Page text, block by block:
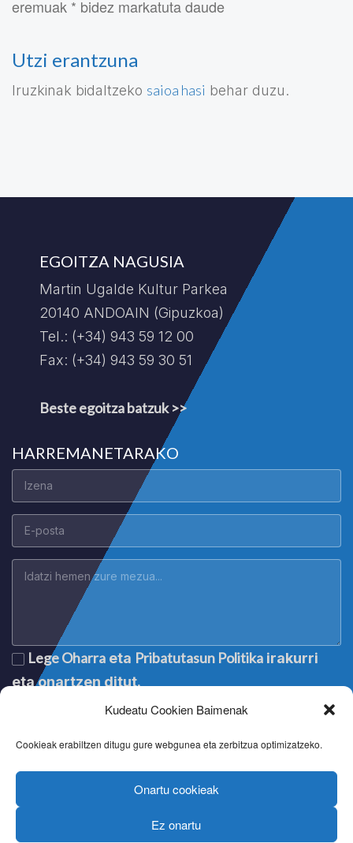
Kudeatu Cookien Baimenak
Cookieak erabiltzen ditugu gure webgunea eta zerbitzua optimizatzeko.
Onartu cookieak
Ez onartu
eremuak * bidez markatuta daude
Utzi erantzuna
Iruzkinak bidaltzeko saioa hasi behar duzu.
EGOITZA NAGUSIA
Martin Ugalde Kultur Parkea
20140 ANDOAIN (Gipuzkoa)
Tel.: (+34) 943 59 12 00
Fax: (+34) 943 59 30 51
Beste egoitza batzuk >>
HARREMANETARAKO
Lege Oharra eta Pribatutasun Politika irakurri
eta onartzen ditut.